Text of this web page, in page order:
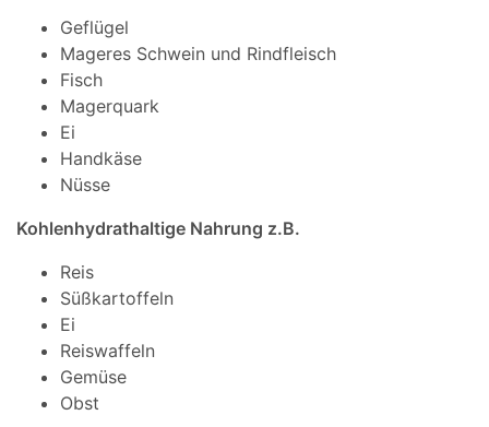
Geflügel
Mageres Schwein und Rindfleisch
Fisch
Magerquark
Ei
Handkäse
Nüsse
Kohlenhydrathaltige Nahrung z.B.
Reis
Süßkartoffeln
Ei
Reiswaffeln
Gemüse
Obst